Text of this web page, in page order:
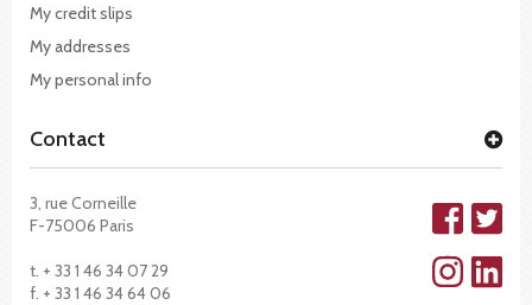
My credit slips
My addresses
My personal info
Contact
3, rue Corneille
F-75006 Paris
t. + 33 1 46 34 07 29
f. + 33 1 46 34 64 06